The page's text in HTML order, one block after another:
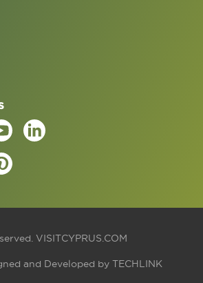
VISITCYPRUS.COM
and Developed by TECHLINK